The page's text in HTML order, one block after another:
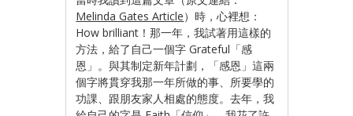
Melinda Gates Article）時，心裡想：
How brilliant！那一年，我試著用這樣的
方法，給了自己一個字 Grateful「感
恩」。與其制定新年計劃，「感恩」這兩
個字將貫穿我那一年所做的事、所要學的
功課、跟朋友家人相處的態度。去年，我